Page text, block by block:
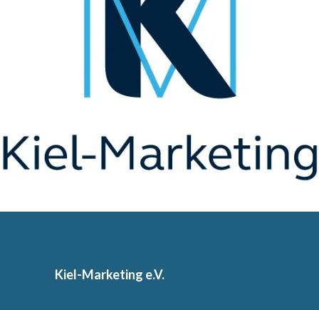
Kiel-Marketing e.V.